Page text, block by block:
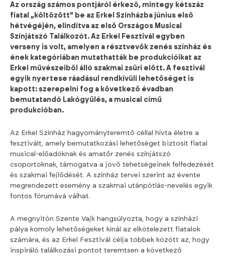
Az ország számos pontjáról érkező, mintegy kétszáz
fiatal „költözött” be az Erkel Színházba június első
hétvégéjén, elindítva az első Országos Musical
Színjátszó Találkozót. Az Erkel Fesztivál egyben
verseny is volt, amelyen a résztvevők zenés színház és
ének kategóriában mutathatták be produkcióikat az
Erkel művészeiből álló szakmai zsűri előtt. A fesztivál
egyik nyertese ráadásul rendkívüli lehetőséget is
kapott: szerepelni fog a következő évadban
bemutatandó Lakógyűlés, a musical című
produkcióban.
Az Erkel Színház hagyományteremtő céllal hívta életre a
fesztivált, amely bemutatkozási lehetőséget biztosít fiatal
musical-előadóknak és amatőr zenés színjátszó
csoportoknak, támogatva a jövő tehetségeinek felfedezését
és szakmai fejlődését. A színház tervei szerint az évente
megrendezett esemény a szakmai utánpótlás-nevelés egyik
fontos fórumává válhat.
A megnyitón Szente Vajk hangsúlyozta, hogy a színházi
pálya komoly lehetőségeket kínál az elkötelezett fiatalok
számára, és az Erkel Fesztivál célja többek között az, hogy
inspiráló találkozási pontot teremtsen a következő